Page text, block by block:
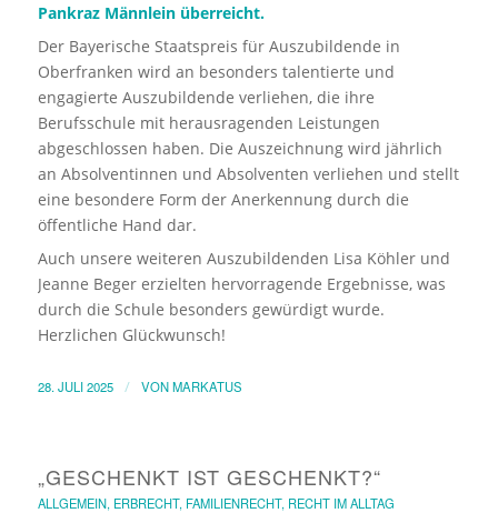
Pankraz Männlein überreicht.
Der Bayerische Staatspreis für Auszubildende in
Oberfranken wird an besonders talentierte und
engagierte Auszubildende verliehen, die ihre
Berufsschule mit herausragenden Leistungen
abgeschlossen haben. Die Auszeichnung wird jährlich
an Absolventinnen und Absolventen verliehen und stellt
eine besondere Form der Anerkennung durch die
öffentliche Hand dar.
Auch unsere weiteren Auszubildenden Lisa Köhler und
Jeanne Beger erzielten hervorragende Ergebnisse, was
durch die Schule besonders gewürdigt wurde.
Herzlichen Glückwunsch!
28. JULI 2025 / VONMARKATUS
„GESCHENKT IST GESCHENKT?“
ALLGEMEIN, ERBRECHT, FAMILIENRECHT, RECHT IM ALLTAG